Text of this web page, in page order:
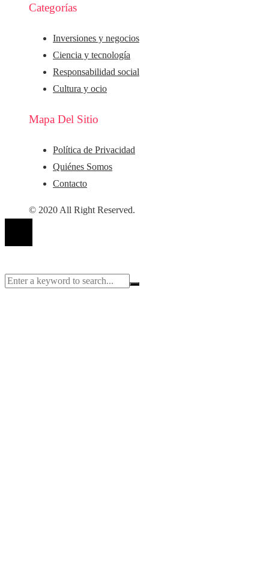
Categorías
Inversiones y negocios
Ciencia y tecnología
Responsabilidad social
Cultura y ocio
Mapa Del Sitio
Política de Privacidad
Quiénes Somos
Contacto
© 2020 All Right Reserved.